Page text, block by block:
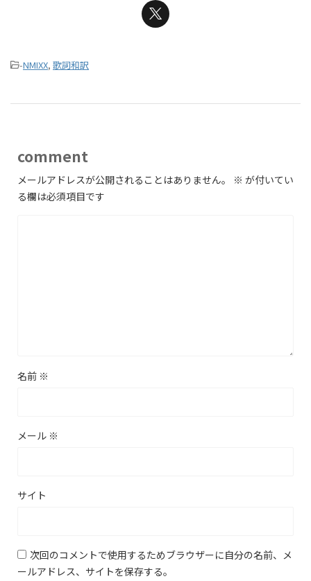
-NMIXX, 歌詞和訳
comment
メールアドレスが公開されることはありません。 ※ が付いてい
る欄は必須項目です
名前 ※
メール ※
サイト
次回のコメントで使用するためブラウザーに自分の名前、メ
ールアドレス、サイトを保存する。